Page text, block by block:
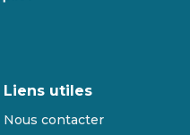
Liens utiles
Nous contacter